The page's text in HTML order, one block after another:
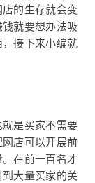
的生存就会变
就要想办法吸
接下来小编就
是买家不需要
店可以开展前
在前一百名才
大量买家的关